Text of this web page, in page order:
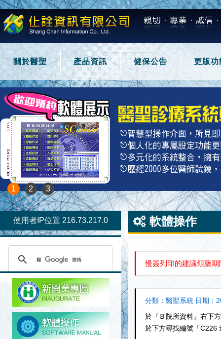
關於醫聖 產品資訊 健保公告 更版功
1 2 3
使用者IP位置 216.73.217.0 軟體操作
慢簽列印的建議領藥
分類：醫聖系統 日期：
於『Ｂ院所資料』右下
於下方尋找編號「C226